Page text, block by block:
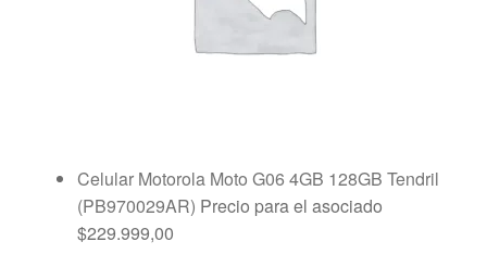
Celular Motorola Moto G06 4GB 128GB Tendril
(PB970029AR) Precio para el asociado
$229.999,00